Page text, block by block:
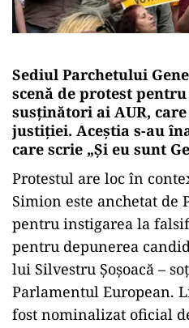
Sediul Parchetului
scenă de protest
susținători ai AUR,
justiţiei. Aceștia s-au
care scrie „Şi eu sunt
Protestul are loc în
Simion este anchetat de
pentru instigarea la
pentru depunerea
lui Silvestru Şoşoacă –
Parlamentul European.
fost nominalizat oficial